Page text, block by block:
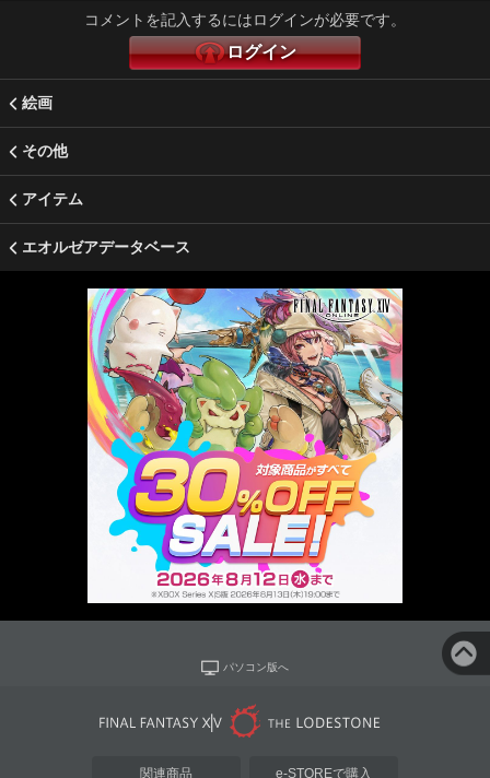
コメントを記入するにはログインが必要です。
ログイン
絵画
その他
アイテム
エオルゼアデータベース
パソコン版へ
関連商品 e-STOREで購入